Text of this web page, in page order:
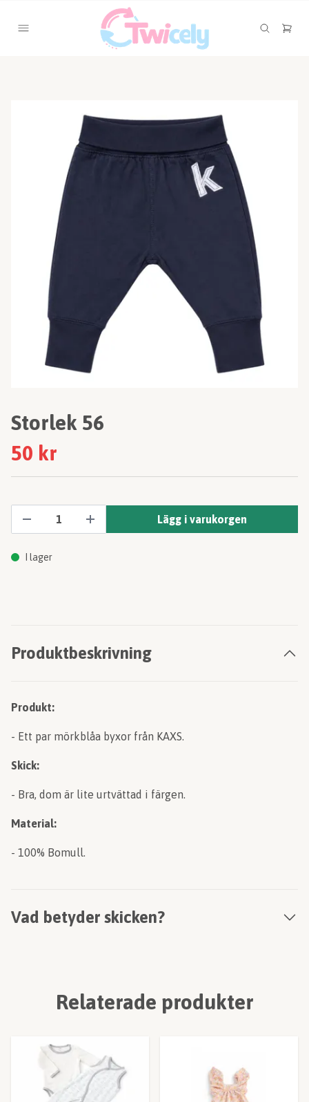
Storlek 56
50 kr
Lägg i varukorgen
I lager
Produktbeskrivning
Produkt:
- Ett par mörkblåa byxor från KAXS.
Skick:
- Bra, dom är lite urtvättad i färgen.
Material:
- 100% Bomull.
Vad betyder skicken?
Relaterade produkter